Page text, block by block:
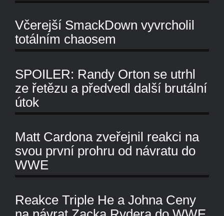
Včerejší SmackDown vyvrcholil
totálním chaosem
SPOILER: Randy Orton se utrhl
ze řetězu a předvedl další brutální
útok
Matt Cardona zveřejnil reakci na
svou první prohru od návratu do
WWE
Reakce Triple He a Johna Ceny